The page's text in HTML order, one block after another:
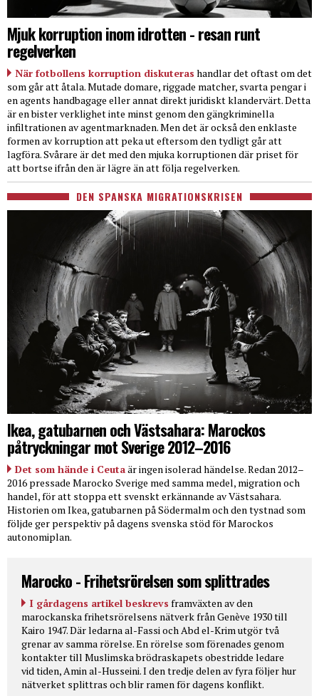
Mjuk korruption inom idrotten - resan runt
regelverken
När fotbollens korruption diskuteras handlar det oftast om det
som går att åtala. Mutade domare, riggade matcher, svarta pengar i
en agents handbagage eller annat direkt juridiskt klandervärt. Detta
är en bister verklighet inte minst genom den gängkriminella
infiltrationen av agentmarknaden. Men det är också den enklaste
formen av korruption att peka ut eftersom den tydligt går att
lagföra. Svårare är det med den mjuka korruptionen där priset för
att bortse ifrån den är lägre än att följa regelverken.
DEN SPANSKA MIGRATIONSKRISEN
Ikea, gatubarnen och Västsahara: Marockos
påtryckningar mot Sverige 2012–2016
Det som hände i Ceutaär ingen isolerad händelse. Redan 2012–
2016 pressade Marocko Sverige med samma medel, migration och
handel, för att stoppa ett svenskt erkännande av Västsahara.
Historien om Ikea, gatubarnen på Södermalm och den tystnad som
följde ger perspektiv på dagens svenska stöd för Marockos
autonomiplan.
Marocko - Frihetsrörelsen som splittrades
I gårdagens artikel beskrevs framväxten av den
marockanska frihetsrörelsens nätverk från Genève 1930 till
Kairo 1947. Där ledarna al-Fassi och Abd el-Krim utgör två
grenar av samma rörelse. En rörelse som förenades genom
kontakter till Muslimska brödraskapets obestridde ledare
vid tiden, Amin al-Husseini. I den tredje delen av fyra följer hur
nätverket splittras och blir ramen för dagens konflikt.